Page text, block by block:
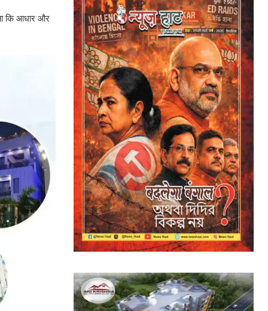
कि आधार और